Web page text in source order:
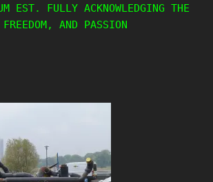
EST. FULLY ACKNOWLEDGING THE
AND PASSION